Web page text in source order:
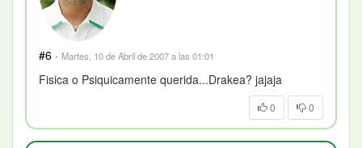
#6 · Martes, 10 de Abril de 2007 a las 01:01
Fisica o Psiquicamente querida...Drakea? jajaja
0 0